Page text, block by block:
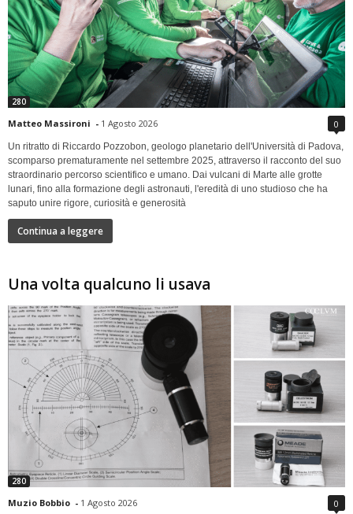
280
Matteo Massironi - 1 Agosto 2026 0
Un ritratto di Riccardo Pozzobon, geologo planetario dell'Università di Padova,
scomparso prematuramente nel settembre 2025, attraverso il racconto del suo
straordinario percorso scientifico e umano. Dai vulcani di Marte alle grotte
lunari, fino alla formazione degli astronauti, l'eredità di uno studioso che ha
saputo unire rigore, curiosità e generosità
Continua a leggere
Una volta qualcuno li usava
280
Muzio Bobbio - 1 Agosto 2026 0